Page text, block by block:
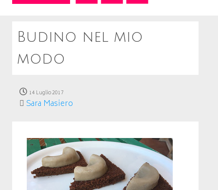
Budino nel mio
modo
14 Luglio 2017
Sara Masiero